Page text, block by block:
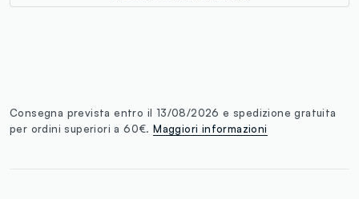
Consegna prevista entro il 13/08/2026 e spedizione gratuita
per ordini superiori a 60€.Maggiori informazioni